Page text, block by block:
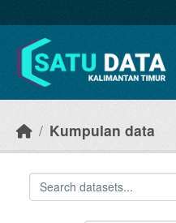
Kumpulan data